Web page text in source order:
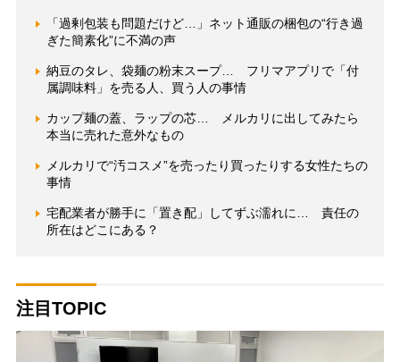
「過剰包装も問題だけど…」ネット通販の梱包の“行き過
ぎた簡素化”に不満の声
納豆のタレ、袋麺の粉末スープ… フリマアプリで「付
属調味料」を売る人、買う人の事情
カップ麺の蓋、ラップの芯… メルカリに出してみたら
本当に売れた意外なもの
メルカリで“汚コスメ”を売ったり買ったりする女性たちの
事情
宅配業者が勝手に「置き配」してずぶ濡れに… 責任の
所在はどこにある？
注目TOPIC